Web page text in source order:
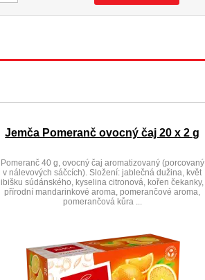
Jemča Pomeranč ovocný čaj 20 x 2 g
Pomeranč 40 g, ovocný čaj aromatizovaný (porcovaný
v nálevových sáčcích). Složení: jablečná dužina, květ
ibišku súdánského, kyselina citronová, kořen čekanky,
přírodní mandarinkové aroma, pomerančové aroma,
pomerančová kůra ...